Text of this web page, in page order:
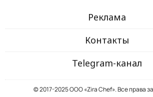
Реклама
Контакты
Telegram-канал
© 2017-2025 ООО «Zira Chef». Все права